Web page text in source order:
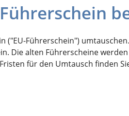
Führerschein")
Die alten Führerscheine
für den Umtausch finden